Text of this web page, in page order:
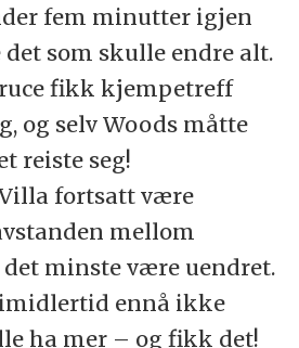
fem minutter igjen
det som skulle endre alt.
fikk kjempetreff
og selv Woods måtte
reiste seg!
fortsatt være
mellom
minste være uendret.
imidlertid ennå ikke
ha mer – og fikk det!